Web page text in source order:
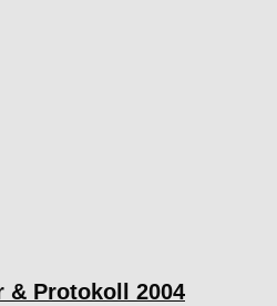
& Protokoll 2004